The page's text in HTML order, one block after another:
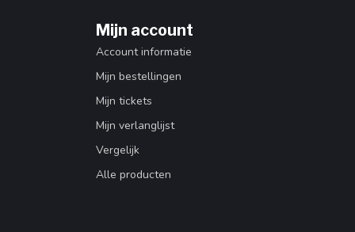
Mijn account
Account informatie
Mijn bestellingen
Mijn tickets
Mijn verlanglijst
Vergelijk
Alle producten